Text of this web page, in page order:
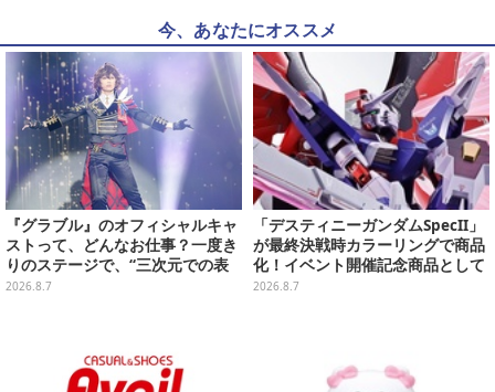
今、あなたにオススメ
『グラブル』のオフィシャルキャ
ストって、どんなお仕事？一度き
りのステージで、“三次元での表
現”に全力を懸けるキャスト陣の
2026.8.7
「デスティニーガンダムSpecII」
が最終決戦時カラーリングで商品
化！イベント開催記念商品として
METAL ROBOT魂に新登場
2026.8.7